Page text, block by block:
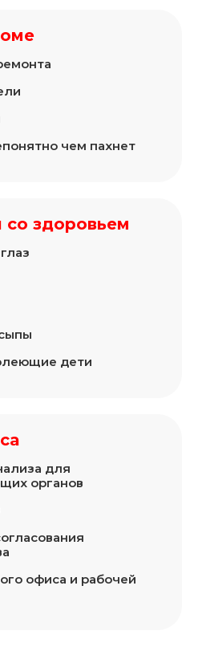
чем пахнет
здоровьем
дети
для
органов
офиса и рабочей